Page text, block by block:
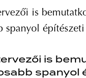
is
spanyol